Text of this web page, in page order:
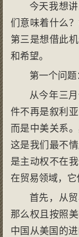
今天我想
们意味着什么
第三是想借此
和希望。
第一个问题
从今年三
件不再是叙利
而是中美关系
这是我们最不
是主动权不在
在贸易领域，它
首先，从
那么权且按照
中国从美国的